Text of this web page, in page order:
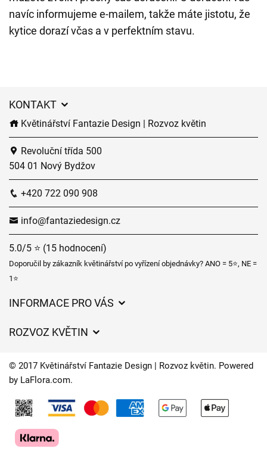
navíc informujeme e-mailem, takže máte jistotu, že
kytice dorazí včas a v perfektním stavu.
KONTAKT
Květinářství Fantazie Design | Rozvoz květin
Revoluční třída 500
504 01 Nový Bydžov
+420 722 090 908
info@fantaziedesign.cz
5.0/5 ⭐ (15 hodnocení)
Doporučil by zákazník květinářství po vyřízení objednávky? ANO = 5⭐, NE =
1⭐
INFORMACE PRO VÁS
Často kladené dotazy
Časy doručení květin – přehled možností
ROZVOZ KVĚTIN
Kam doručujeme květiny
Kontakt
© 2017 Květinářství Fantazie Design | Rozvoz květin. Powered
by LaFlora.com.